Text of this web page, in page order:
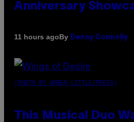
Anniversary
11 hours agoBy Denny Connolly
(PHOTO BY AMBER LITTLE/PRESS)
This Musical Duo